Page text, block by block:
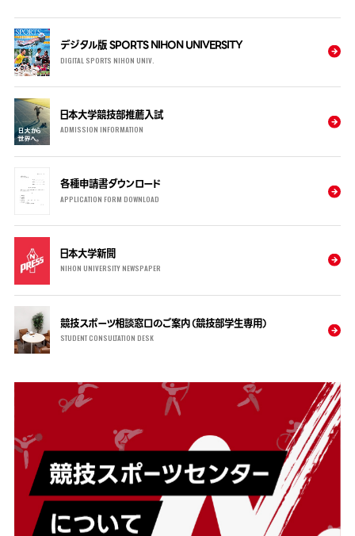
デジタル版 SPORTS NIHON UNIVERSITY
DIGITAL SPORTS NIHON UNIV.
日本大学競技部推薦入試
ADMISSION INFORMATION
各種申請書ダウンロード
APPLICATION FORM DOWNLOAD
日本大学新聞
NIHON UNIVERSITY NEWSPAPER
競技スポーツ相談窓口のご案内（競技部学生専用）
STUDENT CONSULTATION DESK